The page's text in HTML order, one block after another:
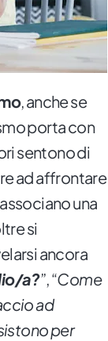
, anche se
porta con
sentono di
ad affrontare
una
si
ancora
a?”, “Come
ad
per